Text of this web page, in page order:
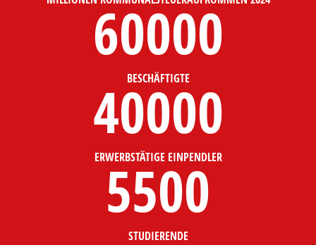
60000
BESCHÄFTIGTE
40000
ERWERBSTÄTIGE EINPENDLER
5500
STUDIERENDE